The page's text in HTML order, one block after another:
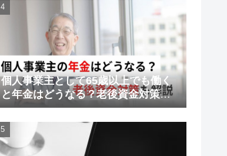
個人事業主として65歳以上でも働く
と年金はどうなる？老後資金対策も
解説